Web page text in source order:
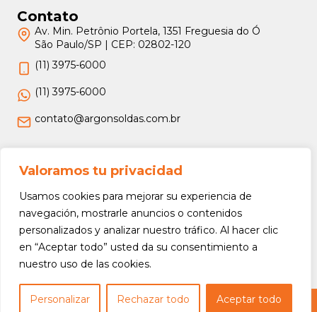
Valoramos tu privacidad
Usamos cookies para mejorar su experiencia de
navegación, mostrarle anuncios o contenidos
personalizados y analizar nuestro tráfico. Al hacer clic
en “Aceptar todo” usted da su consentimiento a
nuestro uso de las cookies.
Personalizar Rechazar todo Aceptar todo
Contato
Av. Min. Petrônio Portela, 1351 Freguesia do Ó
São Paulo/SP | CEP: 02802-120
(11) 3975-6000
(11) 3975-6000
contato@argonsoldas.com.br
Jurídico
Termos e Condições
Política de Privacidade
Política de Devolução e Reembolso
Copyright © 2026 Argon Soldas (Lei 9610 de 19/02/1998) - Todos os direitos